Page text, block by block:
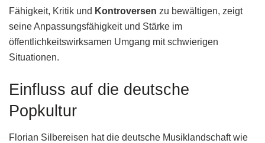
Fähigkeit, Kritik und Kontroversen zu bewältigen, zeigt
seine Anpassungsfähigkeit und Stärke im
öffentlichkeitswirksamen Umgang mit schwierigen
Situationen.
Einfluss auf die deutsche
Popkultur
Florian Silbereisen hat die deutsche Musiklandschaft wie